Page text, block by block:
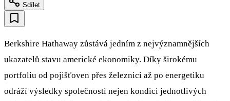
Sdílet
Berkshire Hathaway zůstává jedním z nejvýznamnějších
ukazatelů stavu americké ekonomiky. Díky širokému
portfoliu od pojišťoven přes železnici až po energetiku
odráží výsledky společnosti nejen kondici jednotlivých